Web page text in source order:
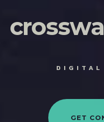
crosswa